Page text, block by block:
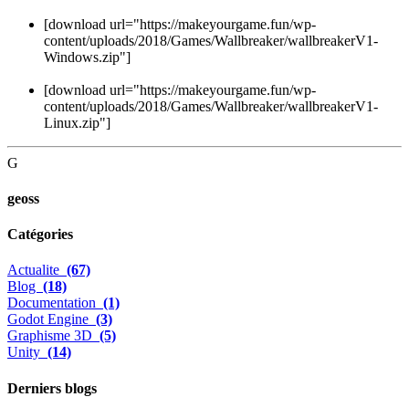
[download url="https://makeyourgame.fun/wp-
content/uploads/2018/Games/Wallbreaker/wallbreakerV1-
Windows.zip"]
[download url="https://makeyourgame.fun/wp-
content/uploads/2018/Games/Wallbreaker/wallbreakerV1-
Linux.zip"]
G
geoss
Catégories
Actualite (67)
Blog (18)
Documentation (1)
Godot Engine (3)
Graphisme 3D (5)
Unity (14)
Derniers blogs